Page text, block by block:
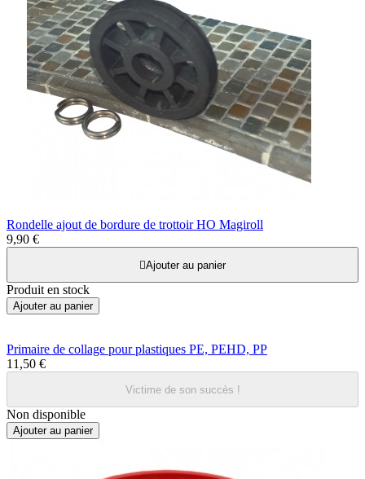
Rondelle ajout de bordure de trottoir HO Magiroll
9,90 €
Ajouter au panier
Produit en stock
Ajouter au panier
Primaire de collage pour plastiques PE, PEHD, PP
11,50 €
Victime de son succès !
Non disponible
Ajouter au panier